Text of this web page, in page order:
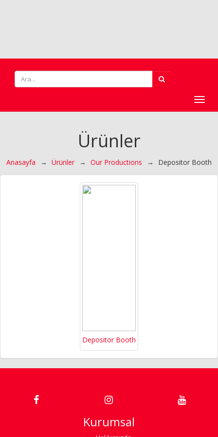
Ürünler
Anasayfa → Ürünler → Our Productions → Depositor Booth
Depositor Booth
Kurumsal